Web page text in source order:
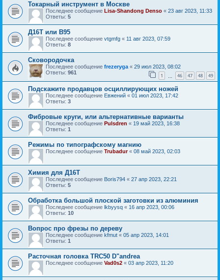
Токарный инструмент в Москве
Последнее сообщение Lisa-Shandong Denso « 23 авг 2023, 11:33
Ответы: 5
Д16Т или В95
Последнее сообщение vtgmfg « 11 авг 2023, 07:59
Ответы: 8
Сковородочка
Последнее сообщение frezeryga« 29 июл 2023, 08:02
Ответы: 961 1 46 47 48 49
Подскажите продавцов осциллирующих ножей
Последнее сообщение Евжений « 01 июл 2023, 17:42
Ответы: 3
Фибровые круги, или альтернативные варианты
Последнее сообщение Pulsdren « 19 май 2023, 16:38
Ответы: 1
Режимы по типографскому магнию
Последнее сообщение Trubadur« 08 май 2023, 02:03
Химия для Д16Т
Последнее сообщение Boris794 « 27 апр 2023, 22:21
Ответы: 5
Обработка большой плоской заготовки из алюминия
Последнее сообщение lkbyysq « 16 апр 2023, 00:06
Ответы: 10
Вопрос про фрезы по дереву
Последнее сообщение kfmut « 05 апр 2023, 14:01
Ответы: 1
Расточная головка TRC50 D"andrea
Последнее сообщение Vad0s2 « 03 апр 2023, 11:20